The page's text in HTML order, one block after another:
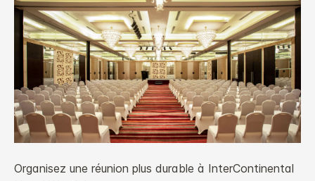
Organisez une réunion plus durable à InterContinental